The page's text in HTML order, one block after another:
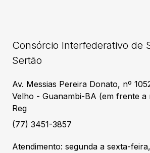
Consórcio Interfederativo de
Sertão
Av. Messias Pereira Donato, nº
Velho - Guanambi-BA (em frente a
Reg
(77) 3451-3857
Atendimento: segunda a sexta-